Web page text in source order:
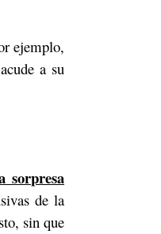
ejemplo,
acude a su
sorpresa
de la
sin que